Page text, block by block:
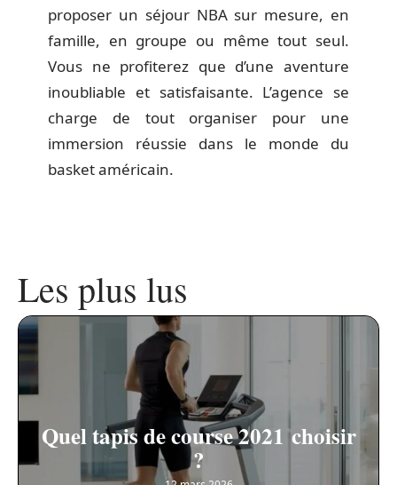
proposer un séjour NBA sur mesure, en
famille, en groupe ou même tout seul.
Vous ne profiterez que d’une aventure
inoubliable et satisfaisante. L’agence se
charge de tout organiser pour une
immersion réussie dans le monde du
basket américain.
Les plus lus
Quel tapis de course 2021 choisir
?